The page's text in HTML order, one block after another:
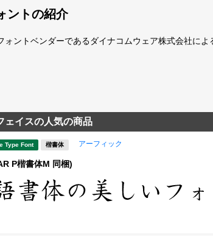
ントの紹介
ォントベンダーであるダイナコムウェア株式会社に
ェイスの人気の商品
Type Font 楷書体 アーフィック
P楷書体M 同梱)